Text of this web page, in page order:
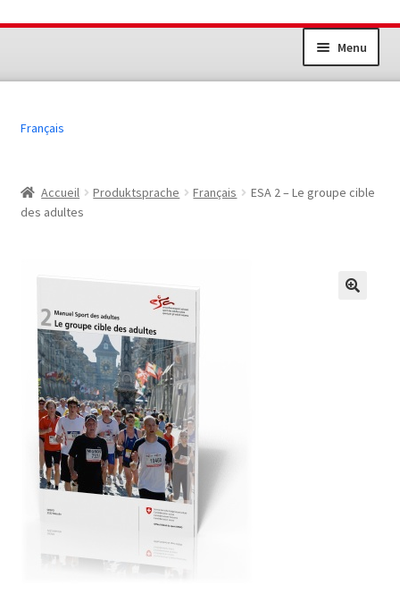
Aller
la
Aller
contenu
Menu
Ouvrir
Jeunesse+Sport
Sport des adultes
Français
Accueil Produktsprache Français
ESA 2 – Le groupe cible
des adultes